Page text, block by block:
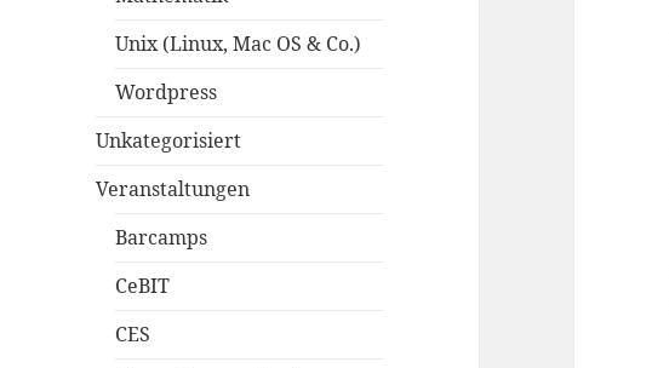
Unix (Linux, Mac OS & Co.)
Wordpress
Unkategorisiert
Veranstaltungen
Barcamps
CeBIT
CES